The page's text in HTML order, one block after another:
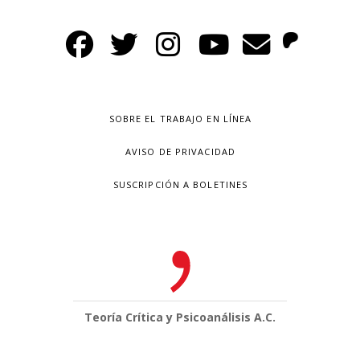
SOBRE EL TRABAJO EN LÍNEA
AVISO DE PRIVACIDAD
SUSCRIPCIÓN A BOLETINES
Teoría Crítica y Psicoanálisis A.C.